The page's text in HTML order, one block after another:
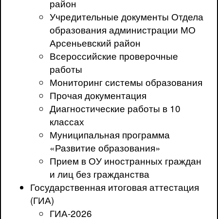
район
Учредительные документы Отдела
образования администрации МО
Арсеньевский район
Всероссийские проверочные
работы
Мониторинг системы образования
Прочая документация
Диагностические работы в 10
классах
Муниципальная программа
«Развитие образования»
Прием в ОУ иностранных граждан
и лиц без гражданства
Государственная итоговая аттестация
(ГИА)
ГИА-2026